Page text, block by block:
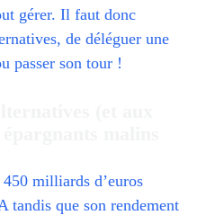
gérer. Il faut donc
de déléguer une
passer son tour !
milliards d’euros
tandis que son rendement